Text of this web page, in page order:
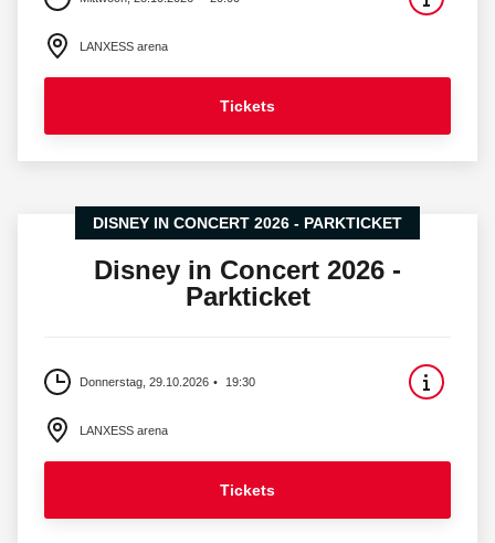
LANXESS arena
Tickets
DISNEY IN CONCERT 2026 - PARKTICKET
Disney in Concert 2026 -
Parkticket
Donnerstag, 29.10.2026 19:30
LANXESS arena
Tickets